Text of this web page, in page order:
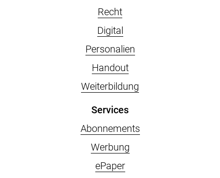
Recht
Digital
Personalien
Handout
Weiterbildung
Services
Abonnements
Werbung
ePaper